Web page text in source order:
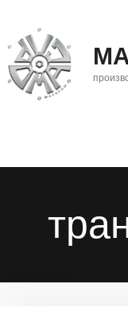
содержимому